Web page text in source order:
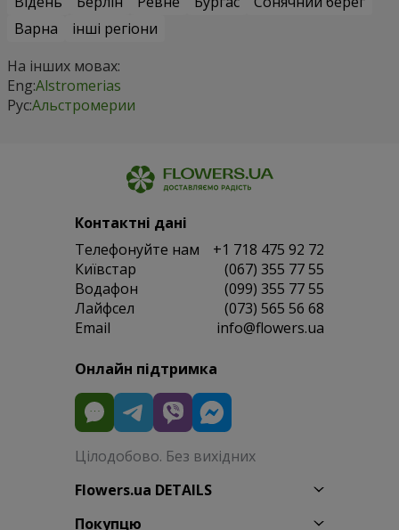
Варна
інші регіони
На інших мовах:
Eng:Alstromerias
Рус:Альстромерии
Контактні дані
Телефонуйте нам
+1 718 475 92 72
Київстар
(067) 355 77 55
Водафон
(099) 355 77 55
Лайфсел
(073) 565 56 68
Email
info@flowers.ua
Онлайн підтримка
Цілодобово. Без вихідних
Flowers.ua DETAILS
Покупцю